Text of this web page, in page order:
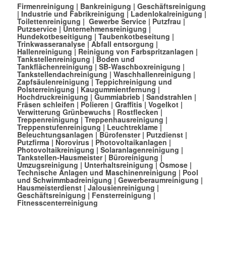
Firmenreinigung | Bankreinigung | Geschäftsreinigung
| Industrie und Fabrikreinigung |Ladenlokalreinigung|
Toilettenreinigung | Gewerbe Service| Putzfrau |
Putzservice|Unternehmensreinigung |
Hundekotbeseitigung | Taubenkotbeseitung |
Trinkwasseranalyse|Abfall entsorgung |
Hallenreinigung| Reinigung von Farbspritzanlagen |
Tankstellenreinigung |Boden und
Tankflächenreinigung| SB-Waschboxreinigung |
Tankstellendachreinigung | Waschhallenreinigung |
Zapfsäulenreinigung| Teppichreinigung und
Polsterreinigung| Kaugummientfernung|
Hochdruckreinigung | Gummiabrieb | Sandstrahlen |
Fräsen schleifen | Polieren | Graffitis| Vogelkot|
Verwitterung Grünbewuchs| Rostflecken|
Treppenreinigung | Treppenhausreinigung |
Treppenstufenreinigung| Leuchtreklame|
Beleuchtungsanlagen |Bürofenster| Putzdienst|
Putzfirma | Norovirus| Photovoltaikanlagen |
Photovoltaikreinigung | Solaranlagenreinigung |
Tankstellen-Hausmeister| Büroreinigung |
Umzugsreinigung | Unterhaltsreinigung|Osmose|
Technische Anlagen und Maschinenreinigung | Pool
und Schwimmbadreinigung | Gewerberaumreinigung |
Hausmeisterdienst| Jalousienreinigung |
Geschäftsreinigung | Fensterreinigung|
Fitnesscenterreinigung